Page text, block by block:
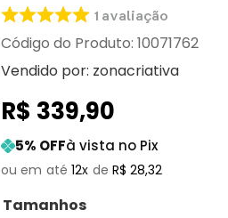
1 avaliação
:10071762
Vendido por: zonacriativa
R$ 339,90
5% OFFà vista no Pix
12 R$ 28,32
Tamanhos